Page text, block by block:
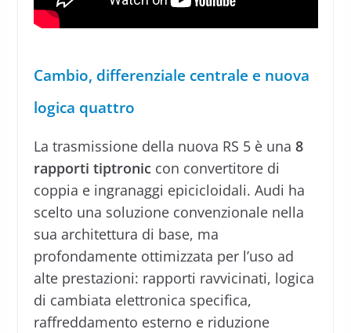
Cambio, differenziale centrale e nuova
logica quattro
La trasmissione della nuova RS 5 è una 8
rapporti tiptroniccon convertitore di
coppia e ingranaggi epicicloidali. Audi ha
scelto una soluzione convenzionale nella
sua architettura di base, ma
profondamente ottimizzata per l’uso ad
alte prestazioni: rapporti ravvicinati, logica
di cambiata elettronica specifica,
raffreddamento esterno e riduzione